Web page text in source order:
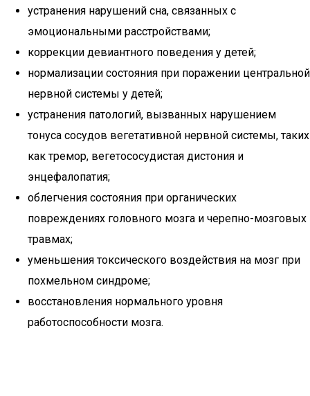
устранения нарушений сна, связанных с
эмоциональными расстройствами;
коррекции девиантного поведения у детей;
нормализации состояния при поражении центральной
нервной системы у детей;
устранения патологий, вызванных нарушением
тонуса сосудов вегетативной нервной системы, таких
как тремор, вегетососудистая дистония и
энцефалопатия;
облегчения состояния при органических
повреждениях головного мозга и черепно-мозговых
травмах;
уменьшения токсического воздействия на мозг при
похмельном синдроме;
восстановления нормального уровня
работоспособности мозга.